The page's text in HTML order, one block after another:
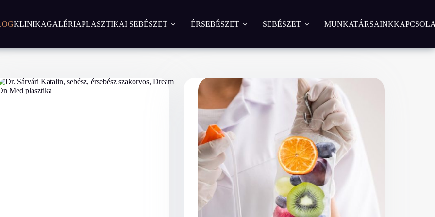
KLINIKAGALÉRIAPLASZTIKAI SEBÉSZET ÉRSEBÉSZET SEBÉSZET MUNKATÁRSAINK